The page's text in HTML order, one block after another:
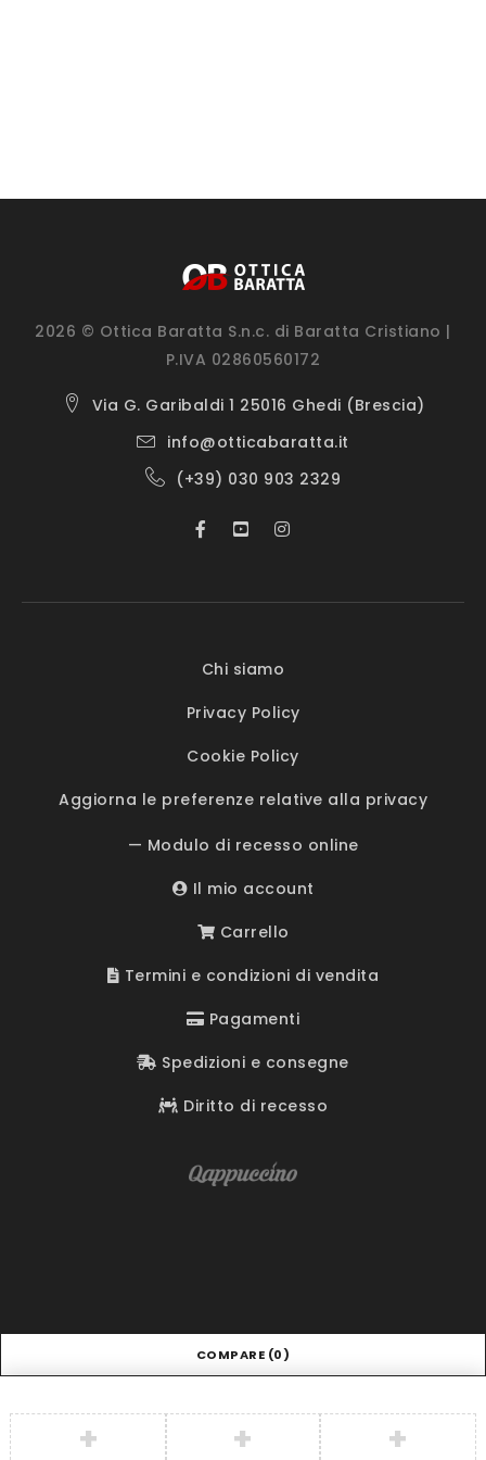
2026 © Ottica Baratta S.n.c. di Baratta Cristiano |
P.IVA 02860560172
Via G. Garibaldi 1 25016 Ghedi (Brescia)
info@otticabaratta.it
(+39) 030 903 2329
Chi siamo
Privacy Policy
Cookie Policy
Aggiorna le preferenze relative alla privacy
— Modulo di recesso online
Il mio account
Carrello
Termini e condizioni di vendita
Pagamenti
Spedizioni e consegne
Diritto di recesso
COMPARE (0)